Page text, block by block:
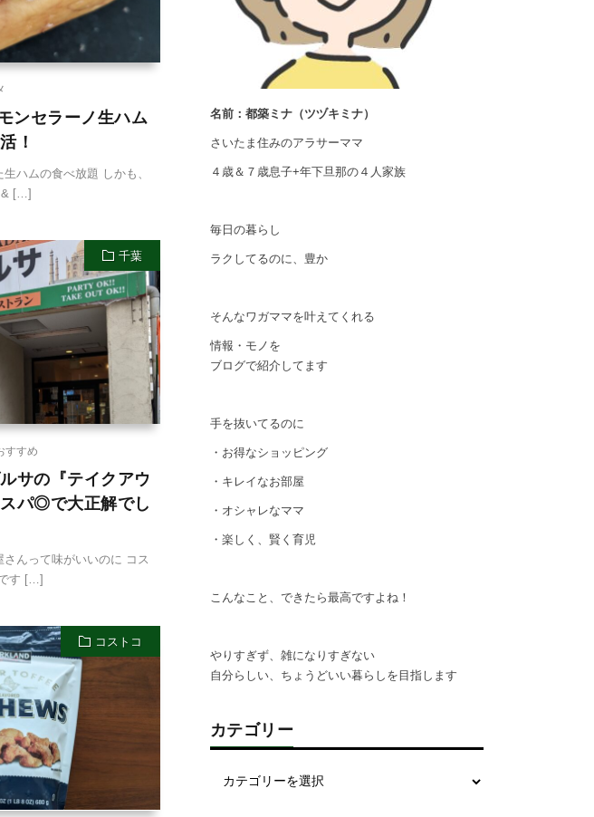
ンセラーノ生ハム
！
ハムの食べ放題 しかも、
& […]
千葉
すすめ
サの『テイクアウ
パ◎で大正解でし
んって味がいいのに コス
す […]
コストコ
名前：都築ミナ（ツヅキミナ）
さいたま住みのアラサーママ
４歳＆７歳息子+年下旦那の４人家族
毎日の暮らし
ラクしてるのに、豊か
そんなワガママを叶えてくれる
情報・モノを
ブログで紹介してます
手を抜いてるのに
・お得なショッピング
・キレイなお部屋
・オシャレなママ
・楽しく、賢く育児
こんなこと、できたら最高ですよね！
やりすぎず、雑になりすぎない
自分らしい、ちょうどいい暮らしを目指します
カテゴリー